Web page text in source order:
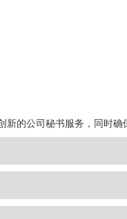
的公司秘书服务，同时确